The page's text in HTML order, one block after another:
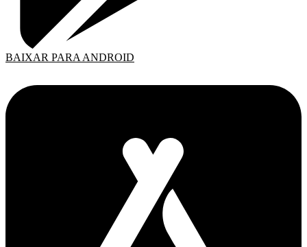
BAIXAR PARA ANDROID